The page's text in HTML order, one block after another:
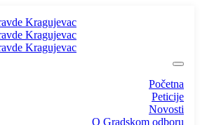
Početna
Peticije
Novosti
O Gradskom odboru